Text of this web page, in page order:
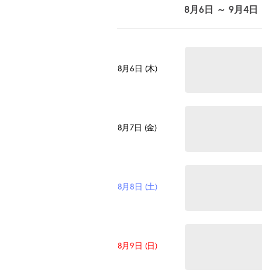
8月6日 ～ 9月4日
8月6日 (木)
8月7日 (金)
8月8日 (土)
8月9日 (日)